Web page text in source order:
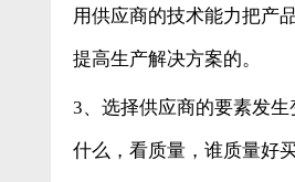
用供应商的技术能力把产
提高生产解决方案的。
3、选择供应商的要素发
什么，看质量，谁质量好